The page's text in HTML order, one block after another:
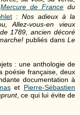
Mercure de France du
: Nos adieux à la
Allez-vous-en vieux
1789, ancien décoré
publiés dansLe
: une anthologie de
poésie française, deux
documentation à
et Pierre-Sébastien
, ce qui lui évite de